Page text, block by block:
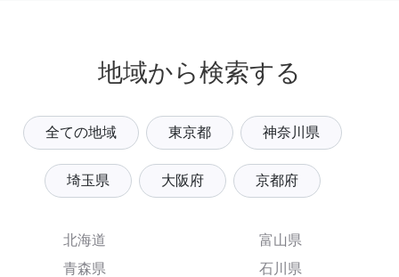
地域から検索する
全ての地域 東京都 神奈川県
埼玉県 大阪府 京都府
北海道
青森県
富山県
石川県